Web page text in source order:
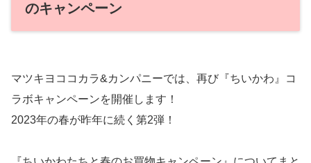
のキャンペーン
マツキヨココカラ&カンパニーでは、再び『ちいかわ』コ
ラボキャンペーンを開催します！
2023年の春が昨年に続く第2弾！